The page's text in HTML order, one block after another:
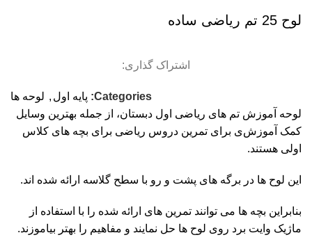
لوح 25 تم ریاضی ساده
اشتراک گذاری:
Categories: پایه اول , لوحه ها
لوحه آموزش تم های ریاضی اول دبستان، از جمله بهترین وسایل
کمک آموزش‌ی برای تمرین دروس ریاضی برای بچه های کلاس
اولی هستند.
این لوح ها در برگه های پشت و رو با سطح گلاسه ارائه شده اند.
بنابراین بچه ها می توانند تمرین های ارائه شده را با استفاده از
ماژیک وایت برد روی لوح ها حل نمایند و مفاهیم را بهتر بیاموزند.